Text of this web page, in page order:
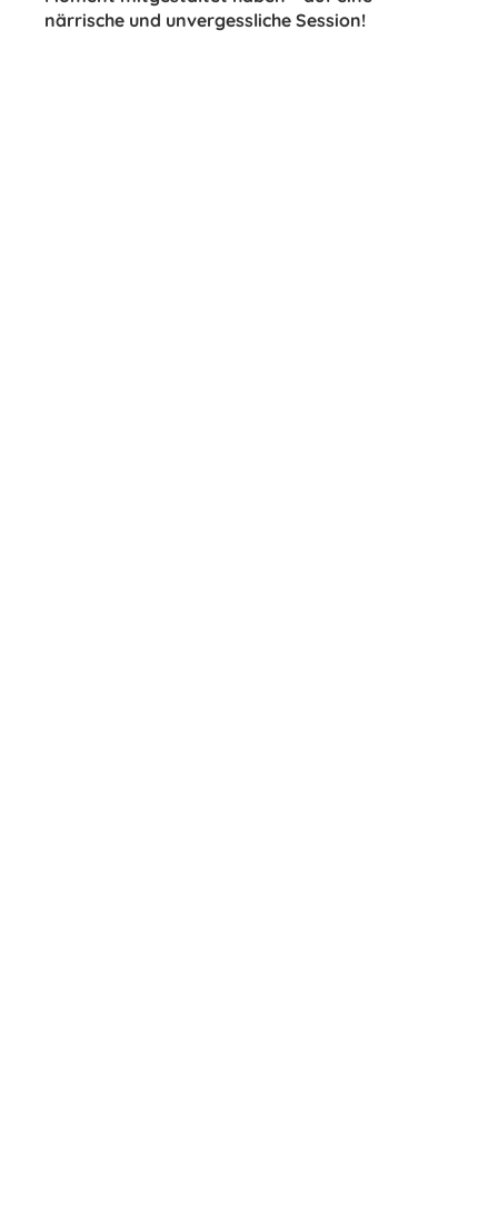
närrische und unvergessliche Session!